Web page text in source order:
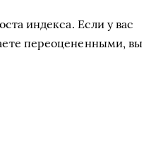
индекса. Если у вас
переоцененными, вы